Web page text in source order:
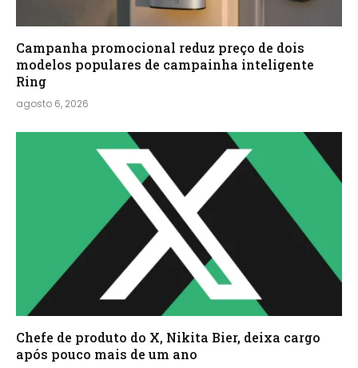
Campanha promocional reduz preço de dois
modelos populares de campainha inteligente
Ring
agosto 6, 2026
Chefe de produto do X, Nikita Bier, deixa cargo
após pouco mais de um ano